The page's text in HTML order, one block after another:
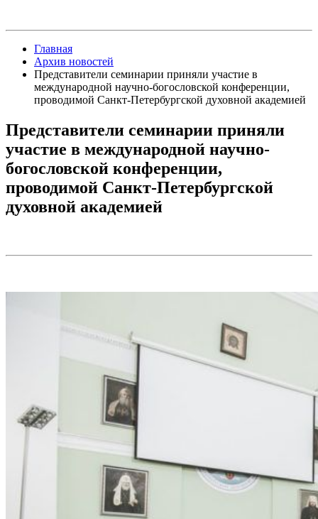
Главная
Архив новостей
Представители семинарии приняли участие в
международной научно-богословской конференции,
проводимой Санкт-Петербургской духовной академией
Представители семинарии приняли
участие в международной научно-
богословской конференции,
проводимой Санкт-Петербургской
духовной академией